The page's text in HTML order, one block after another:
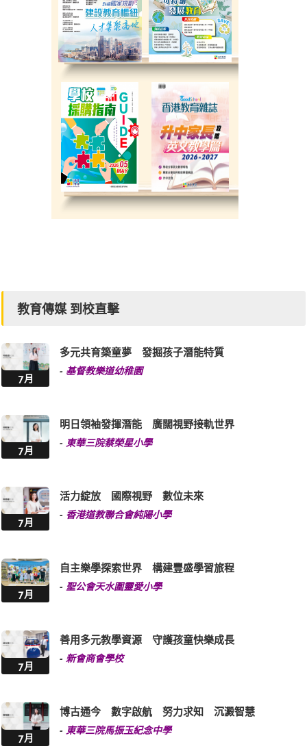
教育傳媒 到校直擊
7月
多元共育築童夢 發掘孩子潛能特質
- 基督教樂道幼稚園
7月
明日領袖發揮潛能 廣闊視野接軌世界
- 東華三院蔡榮星小學
7月
活力綻放 國際視野 數位未來
- 香港道教聯合會純陽小學
7月
自主樂學探索世界 構建豐盛學習旅程
- 聖公會天水圍靈愛小學
7月
善用多元教學資源 守護孩童快樂成長
- 新會商會學校
7月
博古通今 數字啟航 努力求知 沉澱智慧
- 東華三院馬振玉紀念中學